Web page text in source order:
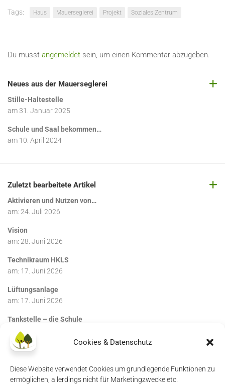
Cookies & Datenschutz
Diese Website verwendet Cookies um grundlegende Funktionen zu
ermöglichen, allerdings nicht für Marketingzwecke etc.
Tags: Haus Mauerseglerei Projekt Soziales Zentrum
Du musst angemeldet sein, um einen Kommentar abzugeben.
Neues aus der Mauerseglerei
Stille-Haltestelle
am31. Januar 2025
Schule und Saal bekommen…
am 10. April 2024
Zuletzt bearbeitete Artikel
Aktivieren und Nutzen von…
am: 24. Juli 2026
Vision
am: 28. Juni 2026
Technikraum HKLS
am: 17. Juni 2026
Lüftungsanlage
am: 17. Juni 2026
Tankstelle – die Schule
am:17. Juni 2026